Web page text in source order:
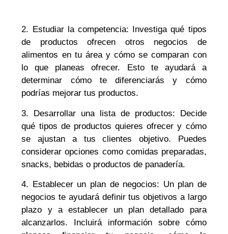
2. Estudiar la competencia: Investiga qué tipos
de productos ofrecen otros negocios de
alimentos en tu área y cómo se comparan con
lo que planeas ofrecer. Esto te ayudará a
determinar cómo te diferenciarás y cómo
podrías mejorar tus productos.
3. Desarrollar una lista de productos: Decide
qué tipos de productos quieres ofrecer y cómo
se ajustan a tus clientes objetivo. Puedes
considerar opciones como comidas preparadas,
snacks, bebidas o productos de panadería.
4. Establecer un plan de negocios: Un plan de
negocios te ayudará definir tus objetivos a largo
plazo y a establecer un plan detallado para
alcanzarlos. Incluirá información sobre cómo